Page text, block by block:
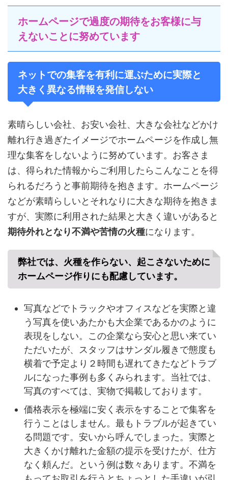
ホームページで過度の期待をお客様に与
えないことに努めています
ネットでの集客を有利に運ぶために実際と
大きく異なる情報を発信しない
素晴らしい会社、お安い会社、大きな会社などかけ
離れ行き過ぎたイメージでホームページを作成し無
理な集客をしないように努めています。お客さま
は、得られた情報からご利用したらこんなことを得
られるだろうと事前期待を抱きます。ホームページ
などが素晴らしいとそれなりに大きな期待を抱きま
すが、実際に利用された結果と大きく違いがあると
期待外れとなり不満や苦情の火種になります。
弊社では、火種を作らない、起こさないために
ホームページ作りにも配慮しています。
写真などでトラックやオフィスなどを実際と違
う写真を使いあたかも大企業であるかのように
表現をしない。この企業なら安心と思い来てい
ただいたが、スタッフはサンダル履きで態度も
横着で予定より２時間も遅れてきたなどトラブ
ルになった事例も多くみられます。当社では、
写真のすべては、実物で掲載しております。
価格表示を極端に安く表示をすることで集客を
行うことはしません。最もトラブルが起きてい
る問題です。安いから呼んでしまった。実際と
大きくかけ離れた金額の提示を受けたが、仕方
なく頼んだ。という例は数々あります。不満を